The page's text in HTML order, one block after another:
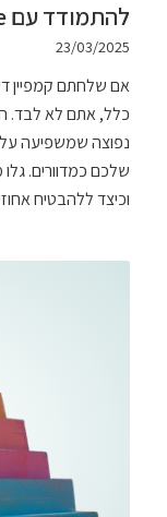
להתמודד עם Bounce וחזרות
23/03/2025
אם שלחתם קמפיין
נפוצה שמשפיעה על
שלכם כמדוורים.
וכיצד ללהבטיח